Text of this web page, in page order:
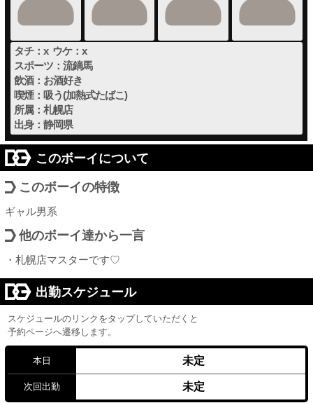
タチ：x ウケ：x
スポーツ：流鏑馬
飲酒：お酒好き
喫煙：吸う(加熱式たばこ)
所属：札幌店
出身：静岡県
このボーイについて
このボーイの特徴
ギャル男系
他のボーイ達から一言
・札幌店マスターです♡
出勤スケジュール
スケジュールのリンクをタップしていただくと
予約ページへ遷移します。
本日 未定
次回出勤 未定